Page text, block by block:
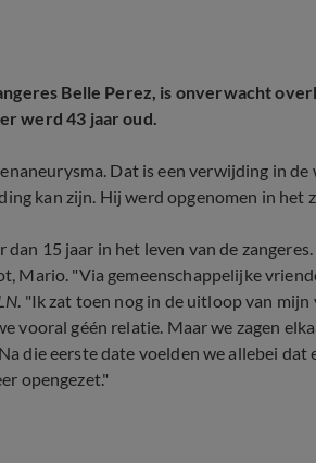
Belle Perez, is onverwacht
werd 43 jaar oud.
Dat is een verwijding in de
kan zijn. Hij werd opgenomen in het
15 jaar in het leven van de
Mario. "Via gemeenschappelijke
. "Ik zat toen nog in de uitloop van
vooral géén relatie. Maar we zagen
die eerste date voelden we allebei dat
opengezet."